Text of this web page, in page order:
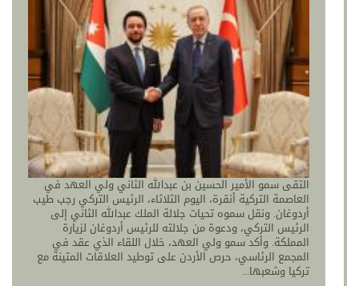
التقى سمو الأمير الحسين بن عبدالله الثاني ولي العهد في
العاصمة التركية أنقرة، اليوم الثلاثاء، الرئيس التركي رجب طيب
أردوغان. ونقل سموه تحيات جلالة الملك عبدالله الثاني إلى
الرئيس التركي، ودعوة من جلالته للرئيس أردوغان لزيارة
المملكة. وأكد سمو ولي العهد، خلال اللقاء الذي عقد في
المجمع الرئاسي، حرص الأردن على توطيد العلاقات المتينة مع
تركيا وشعبها...